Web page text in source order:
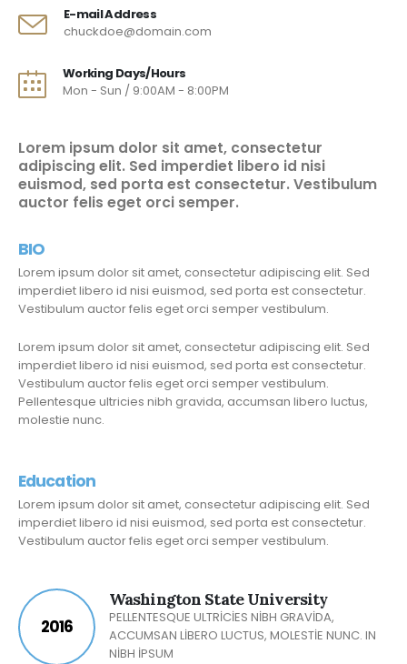
E-mail Address
chuckdoe@domain.com
Working Days/Hours
Mon - Sun / 9:00AM - 8:00PM
Lorem ipsum dolor sit amet, consectetur
adipiscing elit. Sed imperdiet libero id nisi
euismod, sed porta est consectetur. Vestibulum
auctor felis eget orci semper.
BIO
Lorem ipsum dolor sit amet, consectetur adipiscing elit. Sed
imperdiet libero id nisi euismod, sed porta est consectetur.
Vestibulum auctor felis eget orci semper vestibulum.
Lorem ipsum dolor sit amet, consectetur adipiscing elit. Sed
imperdiet libero id nisi euismod, sed porta est consectetur.
Vestibulum auctor felis eget orci semper vestibulum.
Pellentesque ultricies nibh gravida, accumsan libero luctus,
molestie nunc.
Education
Lorem ipsum dolor sit amet, consectetur adipiscing elit. Sed
imperdiet libero id nisi euismod, sed porta est consectetur.
Vestibulum auctor felis eget orci semper vestibulum.
2016
Washington State University
PELLENTESQUE ULTRICIES NIBH GRAVIDA,
ACCUMSAN LIBERO LUCTUS, MOLESTIE NUNC. IN
NIBH IPSUM